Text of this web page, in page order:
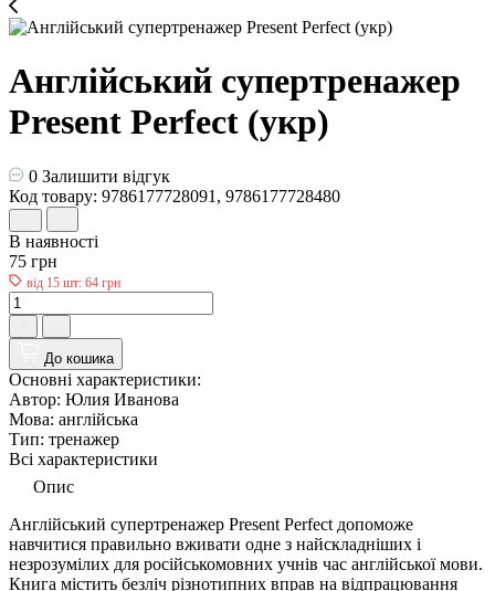
Англійський супертренажер
Present Perfect (укр)
0 Залишити відгук
Код товару: 9786177728091, 9786177728480
В наявності
75 грн
від 15 шт: 64 грн
До кошика
Основні характеристики:
Автор: Юлия Иванова
Мова: англійська
Тип: тренажер
Всі характеристики
Опис
Англійський супертренажер Present Perfect допоможе
навчитися правильно вживати одне з найскладніших і
незрозумілих для російськомовних учнів час англійської мови.
Книга містить безліч різнотипних вправ на відпрацювання